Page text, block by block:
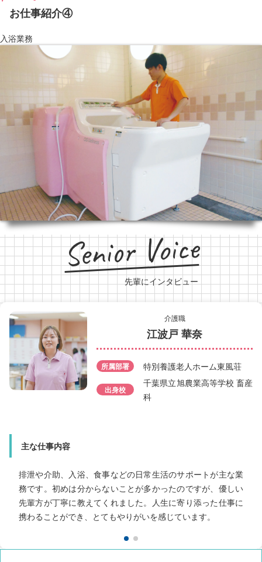
お仕事紹介④
入浴業務
Senior Voice
先輩にインタビュー
介護職
江波戸 華奈
所属部署 特別養護老人ホーム東風荘
出身校
千葉県立旭農業高等学校 畜産
科
主な仕事内容
排泄や介助、入浴、食事などの日常生活のサポートが主な業
務です。初めは分からないことが多かったのですが、優しい
先輩方が丁寧に教えてくれました。人生に寄り添った仕事に
携わることができ、とてもやりがいを感じています。
介護職
椎名 永真
所属部署 特別養護老人ホーム東風荘
里館
主な仕事内容
入浴や食事など、日常生活に不自由のある方の援護をするお
仕事をしています。コミュニケーション能力が身に付いたこ
とや、自分にも相手にも負担のかからない介護の技術や体の
使い方などを学ぶ機会が多く、日々成長を実感しています。